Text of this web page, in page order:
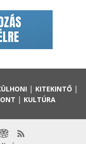
| KITEKINTŐ|
| KULTÚRA